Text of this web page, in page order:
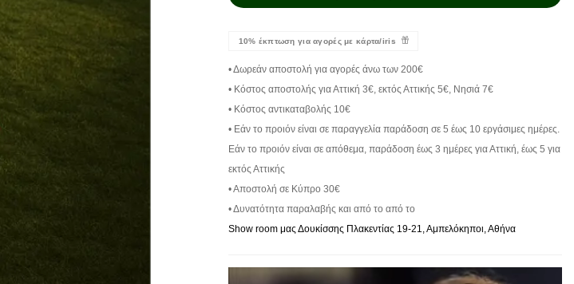
10% έκπτωση για αγορές με κάρτα/iris
• Δωρεάν αποστολή για αγορές άνω των 200€
• Κόστος αποστολής για Αττική 3€, εκτός Αττικής 5€, Νησιά 7€
• Κόστος αντικαταβολής 10€
• Εάν το προιόν είναι σε παραγγελία παράδοση σε 5 έως 10 εργάσιμες ημέρες.
Εάν το προιόν είναι σε απόθεμα, παράδοση έως 3 ημέρες για Αττική, έως 5 για
εκτός Αττικής
• Αποστολή σε Κύπρο 30€
• Δυνατότητα παραλαβής και από το από το
Show room μας Δουκίσσης Πλακεντίας 19-21, Αμπελόκηποι, Αθήνα